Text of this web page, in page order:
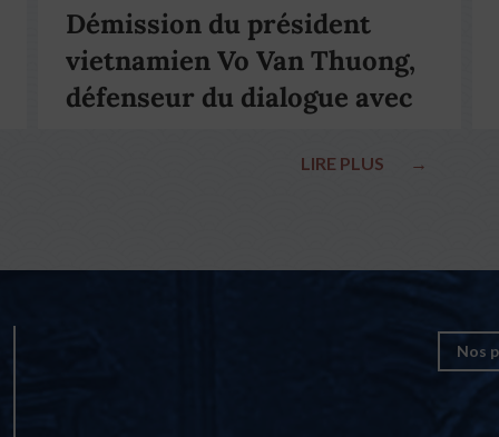
Démission du président
vietnamien Vo Van Thuong,
défenseur du dialogue avec
LIRE PLUS →
Nos